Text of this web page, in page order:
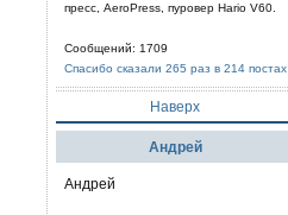
пресс, AeroPress, пуровер Hario V60.
Сообщений: 1709
Спасибо сказали 265 раз в 214 постах
Наверх
Aндрей
Андрей